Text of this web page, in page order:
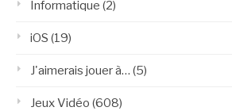
Informatique (2)
iOS (19)
J'aimerais jouer à… (5)
Jeux Vidéo (608)